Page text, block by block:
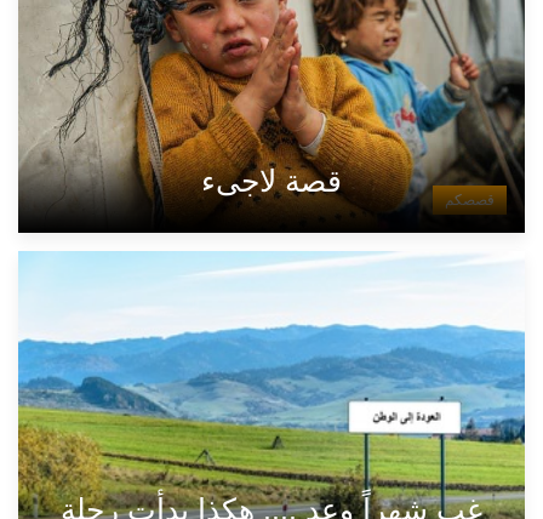
قصصكم
قصة لاجىء
غب شهراً وعد .... هكذا بدأت رحلة